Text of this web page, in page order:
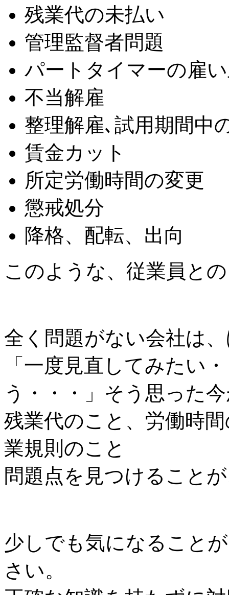
残業代の未払い
管理監督者問題
パートタイマーの雇
不当解雇
整理解雇､試用期間中
賃金カット
所定労働時間の変更
懲戒処分
降格、配転、出向
このような、従業員と
全く問題がない会社は
「 一度見直してみたい
う・・・
」そう思った
残業代のこと、労働時
業規則のこと
問題点を見つけること
少しでも気になること
さい。